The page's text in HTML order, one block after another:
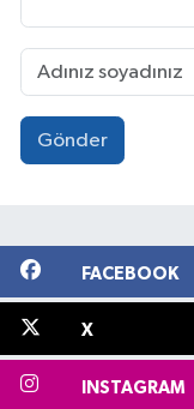
Gönder
FACEBOOK
X
INSTAGRAM